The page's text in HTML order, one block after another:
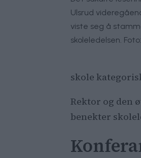
Ulsrud
viste seg å
skoleledelsen.
skole
Rektor og den
benekter